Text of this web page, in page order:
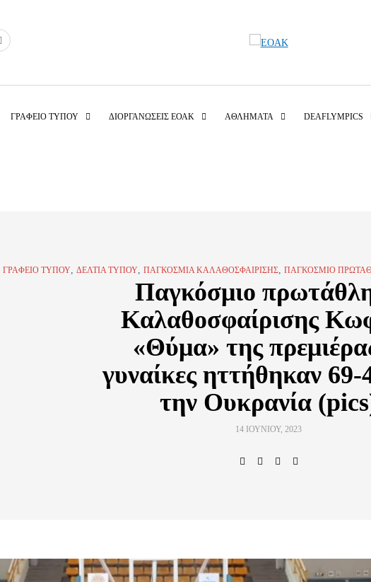
ΓΡΑΦΕΊΟ ΤΎΠΟΥ ΔΙΟΡΓΑΝΏΣΕΙΣ ΕΟΑΚ ΑΘΛΉΜΑΤΑ DEAFLYMPICS
ΓΡΑΦΕΊΟ ΤΎΠΟΥ, ΔΕΛΤΊΑ ΤΎΠΟΥ, ΠΑΓΚΌΣΜΙΑ ΚΑΛΑΘΟΣΦΑΊΡΙΣΗΣ, ΠΑΓΚΌΣΜΙΟ
Παγκόσμιο
Καλαθοσφαίρισης
«Θύμα» της
γυναίκες ηττήθηκαν 69-
την Ουκρανία
14 ΙΟΥΝΊΟΥ, 2023